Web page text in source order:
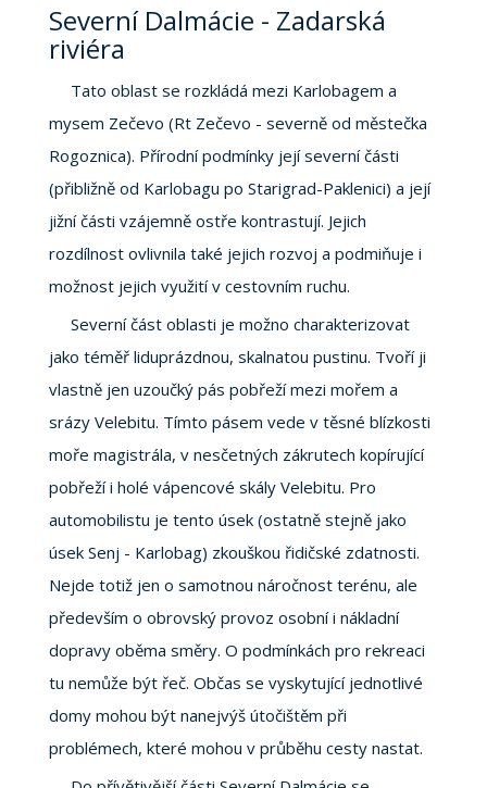
Severní Dalmácie - Zadarská
riviéra
Tato oblast se rozkládá mezi Karlobagem a
mysem Zečevo (Rt Zečevo - severně od městečka
Rogoznica). Přírodní podmínky její severní části
(přibližně od Karlobagu po Starigrad-Paklenici) a její
jižní části vzájemně ostře kontrastují. Jejich
rozdílnost ovlivnila také jejich rozvoj a podmiňuje i
možnost jejich využití v cestovním ruchu.
Severní část oblasti je možno charakterizovat
jako téměř liduprázdnou, skalnatou pustinu. Tvoří ji
vlastně jen uzoučký pás pobřeží mezi mořem a
srázy Velebitu. Tímto pásem vede v těsné blízkosti
moře magistrála, v nesčetných zákrutech kopírující
pobřeží i holé vápencové skály Velebitu. Pro
automobilistu je tento úsek (ostatně stejně jako
úsek Senj - Karlobag) zkouškou řidičské zdatnosti.
Nejde totiž jen o samotnou náročnost terénu, ale
především o obrovský provoz osobní i nákladní
dopravy oběma směry. O podmínkách pro rekreaci
tu nemůže být řeč. Občas se vyskytující jednotlivé
domy mohou být nanejvýš útočištěm při
problémech, které mohou v průběhu cesty nastat.